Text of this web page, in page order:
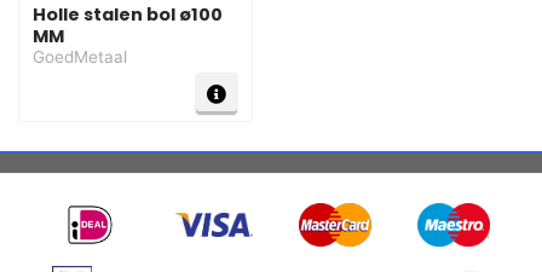
Holle stalen bol ø100
MM
GoedMetaal